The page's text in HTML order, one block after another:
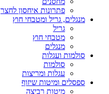
פתרונות איחסון לחצר
מנגלים, גריל ומטבחי חוץ
גריל
מטבחי חוץ
מנגלים
סולמות ועגלות
סולמות
עגלות ומריצות
ספסלים ומיטות שיזוף
מיטות רביצה